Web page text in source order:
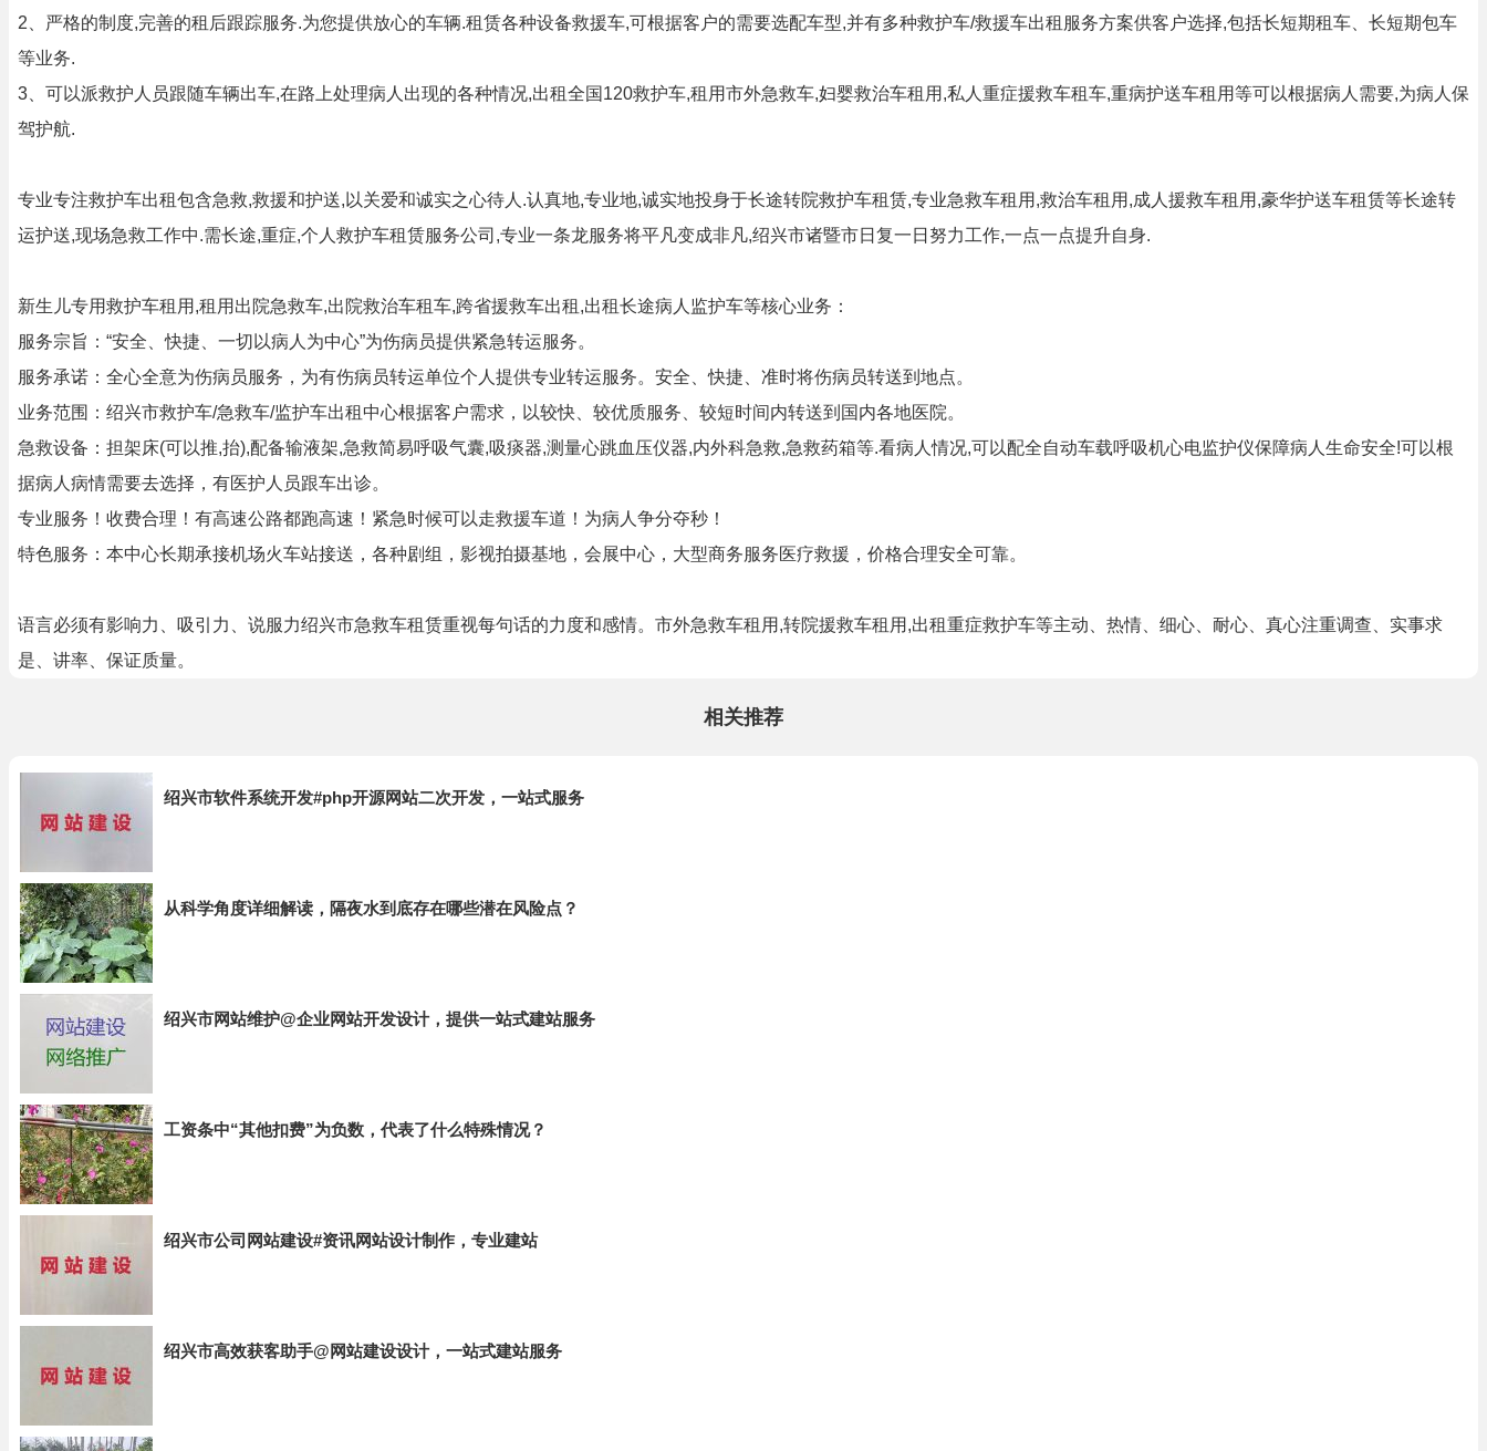
2、严格的制度,完善的租后跟踪服务.为您提供放心的车辆.租赁各种设备救援车,可根据客户的需要选配车型,并有多种救护车/救援车出租服务方案供客户选择,包括长短期租车、长短期包车
等业务.
3、可以派救护人员跟随车辆出车,在路上处理病人出现的各种情况,出租全国120救护车,租用市外急救车,妇婴救治车租用,私人重症援救车租车,重病护送车租用等可以根据病人需要,为病人保
驾护航.
专业专注救护车出租包含急救,救援和护送,以关爱和诚实之心待人.认真地,专业地,诚实地投身于长途转院救护车租赁,专业急救车租用,救治车租用,成人援救车租用,豪华护送车租赁等长途转
运护送,现场急救工作中.需长途,重症,个人救护车租赁服务公司,专业一条龙服务将平凡变成非凡,绍兴市诸暨市日复一日努力工作,一点一点提升自身.
新生儿专用救护车租用,租用出院急救车,出院救治车租车,跨省援救车出租,出租长途病人监护车等核心业务：
服务宗旨：“安全、快捷、一切以病人为中心”为伤病员提供紧急转运服务。
服务承诺：全心全意为伤病员服务，为有伤病员转运单位个人提供专业转运服务。安全、快捷、准时将伤病员转送到地点。
业务范围：绍兴市救护车/急救车/监护车出租中心根据客户需求，以较快、较优质服务、较短时间内转送到国内各地医院。
急救设备：担架床(可以推,抬),配备输液架,急救简易呼吸气囊,吸痰器,测量心跳血压仪器,内外科急救,急救药箱等.看病人情况,可以配全自动车载呼吸机心电监护仪保障病人生命安全!可以根
据病人病情需要去选择，有医护人员跟车出诊。
专业服务！收费合理！有高速公路都跑高速！紧急时候可以走救援车道！为病人争分夺秒！
特色服务：本中心长期承接机场火车站接送，各种剧组，影视拍摄基地，会展中心，大型商务服务医疗救援，价格合理安全可靠。
语言必须有影响力、吸引力、说服力绍兴市急救车租赁重视每句话的力度和感情。市外急救车租用,转院援救车租用,出租重症救护车等主动、热情、细心、耐心、真心注重调查、实事求
是、讲率、保证质量。
相关推荐
绍兴市软件系统开发#php开源网站二次开发，一站式服务
从科学角度详细解读，隔夜水到底存在哪些潜在风险点？
绍兴市网站维护@企业网站开发设计，提供一站式建站服务
工资条中“其他扣费”为负数，代表了什么特殊情况？
绍兴市公司网站建设#资讯网站设计制作，专业建站
绍兴市高效获客助手@网站建设设计，一站式建站服务